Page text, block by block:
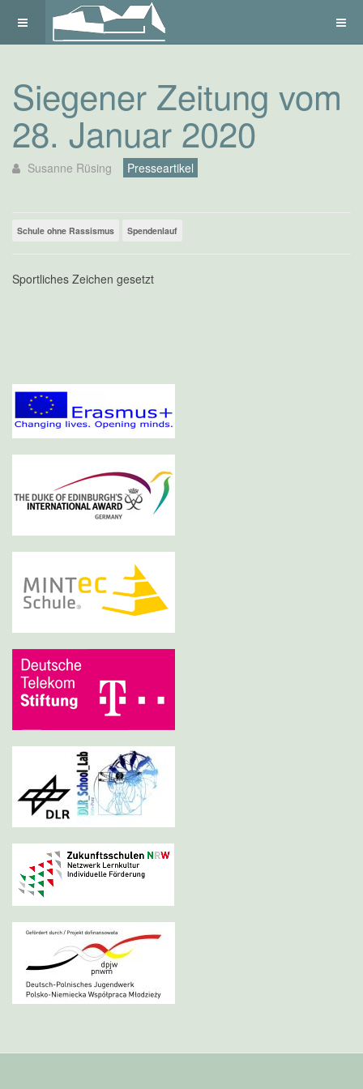
Siegener Zeitung vom
28. Januar 2020
Susanne Rüsing Presseartikel
Schule ohne Rassismus Spendenlauf
Sportliches Zeichen gesetzt